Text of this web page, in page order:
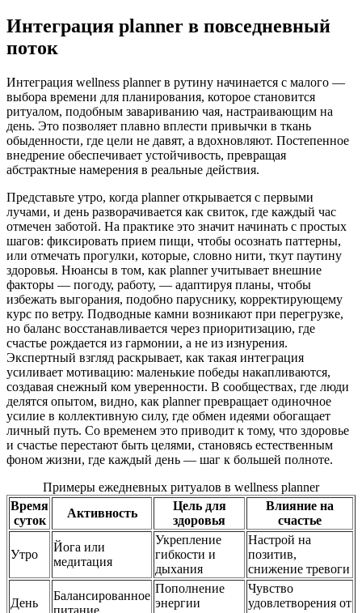
Интеграция planner в повседневный
поток
Интеграция wellness planner в рутину начинается с малого —
выбора времени для планирования, которое становится
ритуалом, подобным завариванию чая, настраивающим на
день. Это позволяет плавно вплести привычки в ткань
обыденности, где цели не давят, а вдохновляют. Постепенное
внедрение обеспечивает устойчивость, превращая
абстрактные намерения в реальные действия.
Представьте утро, когда planner открывается с первыми
лучами, и день разворачивается как свиток, где каждый час
отмечен заботой. На практике это значит начинать с простых
шагов: фиксировать прием пищи, чтобы осознать паттерны,
или отмечать прогулки, которые, словно нити, ткут паутину
здоровья. Нюансы в том, как planner учитывает внешние
факторы — погоду, работу, — адаптируя планы, чтобы
избежать выгорания, подобно паруснику, корректирующему
курс по ветру. Подводные камни возникают при перегрузке,
но баланс восстанавливается через приоритизацию, где
счастье рождается из гармонии, а не из изнурения.
Экспертный взгляд раскрывает, как такая интеграция
усиливает мотивацию: маленькие победы накапливаются,
создавая снежный ком уверенности. В сообществах, где люди
делятся опытом, видно, как planner превращает одиночное
усилие в коллективную силу, где обмен идеями обогащает
личный путь. Со временем это приводит к тому, что здоровье
и счастье перестают быть целями, становясь естественным
фоном жизни, где каждый день — шаг к большей полноте.
Примеры ежедневных ритуалов в wellness planner
Время
суток
Активность
Цель для
здоровья
Влияние на
счастье
Утро
Йога или
медитация
Укрепление
гибкости и
дыхания
Настрой на
позитив,
снижение тревоги
День
Балансированное
питание
Пополнение
энергии
Чувство
удовлетворения от